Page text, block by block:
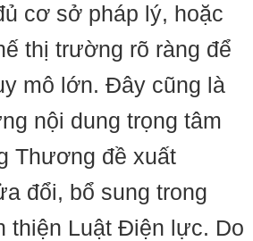
cơ sở pháp lý, hoặc
thị trường rõ ràng để
mô lớn. Đây cũng là
nội dung trọng tâm
Thương đề xuất
đổi, bổ sung trong
thiện Luật Điện lực. Do